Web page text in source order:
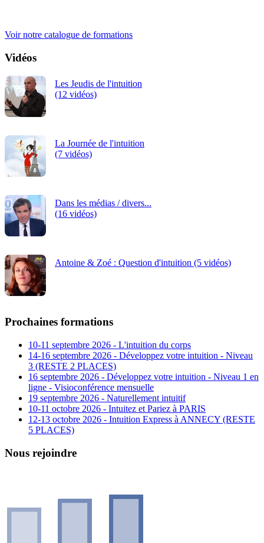
Voir notre catalogue de formations
Vidéos
Les Jeudis de l'intuition
(12 vidéos)
La Journée de l'intuition
(7 vidéos)
Dans les médias / divers...
(16 vidéos)
Antoine & Zoé : Question d'intuition (5 vidéos)
Prochaines formations
10-11 septembre 2026 - L'intuition du corps
14-16 septembre 2026 - Développez votre intuition - Niveau
3 (RESTE 2 PLACES)
16 septembre 2026 - Développez votre intuition - Niveau 1 en
ligne - Visioconférence mensuelle
19 septembre 2026 - Naturellement intuitif
10-11 octobre 2026 - Intuitez et Pariez à PARIS
12-13 octobre 2026 - Intuition Express à ANNECY (RESTE
5 PLACES)
Nous rejoindre